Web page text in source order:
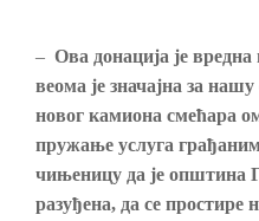
– Ова донација је
веома је значајна за
новог камиона смећара
пружање услуга
чињеницу да је општина
разуђена, да се простире